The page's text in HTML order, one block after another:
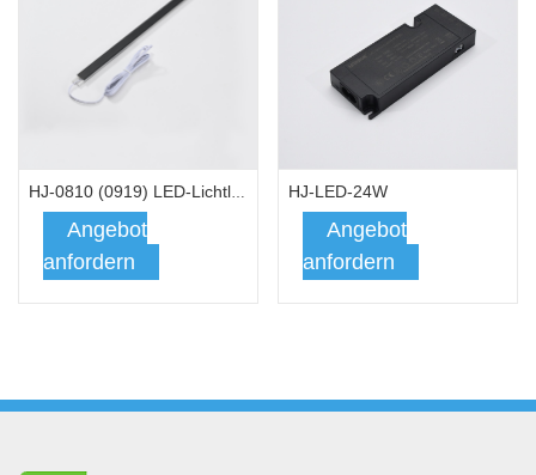
HJ-0810 (0919) LED-Lichtleiste
Angebot
anfordern
HJ-LED-24W
Angebot
anfordern